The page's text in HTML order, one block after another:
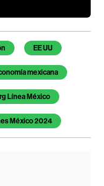
EE UU
mexicana
Línea México
México 2024